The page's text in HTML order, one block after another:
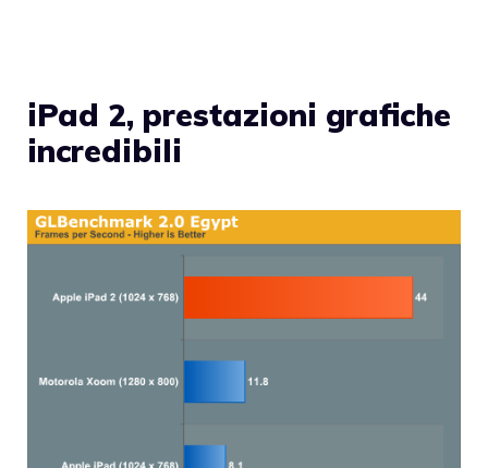
iPad 2, prestazioni grafiche
incredibili